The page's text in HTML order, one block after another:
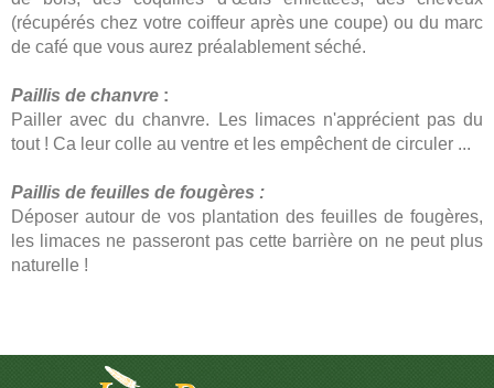
(récupérés chez votre coiffeur après une coupe) ou du marc
de café que vous aurez préalablement séché.
Paillis de chanvre :
Pailler avec du chanvre. Les limaces n'apprécient pas du
tout ! Ca leur colle au ventre et les empêchent de circuler ...
Paillis de feuilles de fougères :
Déposer autour de vos plantation des feuilles de fougères,
les limaces ne passeront pas cette barrière on ne peut plus
naturelle !